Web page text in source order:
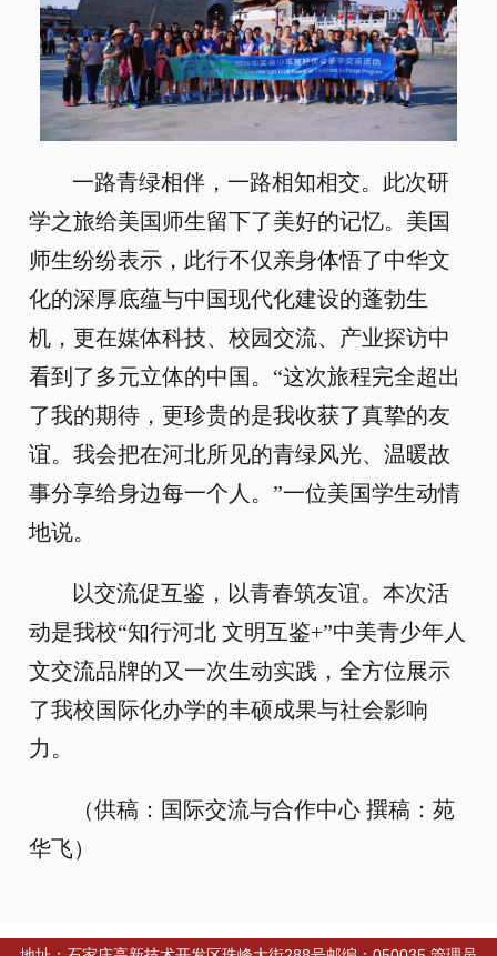
一路青绿相伴，一路相知相交。此次研
学之旅给美国师生留下了美好的记忆。美国
师生纷纷表示，此行不仅亲身体悟了中华文
化的深厚底蕴与中国现代化建设的蓬勃生
机，更在媒体科技、校园交流、产业探访中
看到了多元立体的中国。“这次旅程完全超出
了我的期待，更珍贵的是我收获了真挚的友
谊。我会把在河北所见的青绿风光、温暖故
事分享给身边每一个人。”一位美国学生动情
地说。
以交流促互鉴，以青春筑友谊。本次活
动是我校“知行河北 文明互鉴+”中美青少年人
文交流品牌的又一次生动实践，全方位展示
了我校国际化办学的丰硕成果与社会影响
力。
（供稿：国际交流与合作中心 撰稿：苑
华飞）